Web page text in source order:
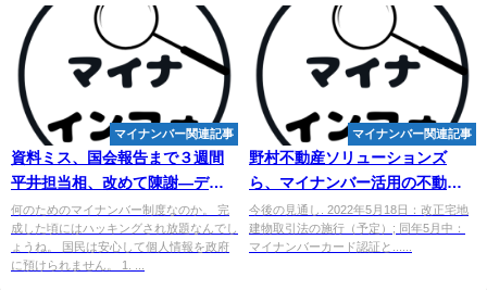
マイナンバー関連記事
資料ミス、国会報告まで３週間
平井担当相、改めて陳謝―デジ
タル法案
何のためのマイナンバー制度なのか。 完
成した頃にはハッキングされ放題なんでし
ょうね。 国民は安心して個人情報を政府
に預けられません。 1. ...
マイナンバー関連記事
野村不動産ソリューションズ
ら、 マイナンバー活用の不動産
取引決済自動化に向けた研究が
第2 ...
今後の見通し. 2022年5月18日：改正宅地
建物取引法の施行（予定）; 同年5月中：
マイナンバーカード認証と......